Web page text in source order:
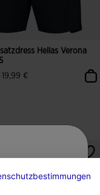
Hellas Verona
19,99 €